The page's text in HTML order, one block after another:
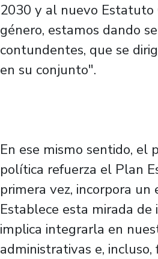
2030 y al nuevo Estatuto
género, estamos dando
contundentes, que se
en su conjunto".
En ese mismo sentido, el
política refuerza el Plan
primera vez, incorpora
Establece esta mirada
implica integrarla en
administrativas e,